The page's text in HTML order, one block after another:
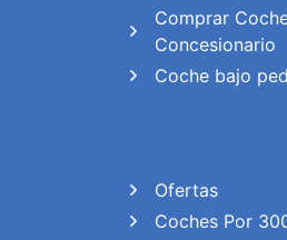
Comprar
Concesionario
Coche bajo
Ofertas
Coches Por